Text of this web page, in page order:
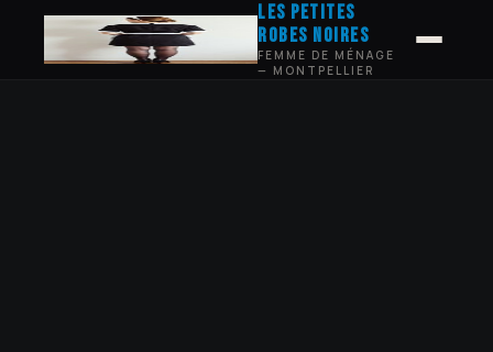
les petites
robes noires
FEMME DE MÉNAGE
— MONTPELLIER